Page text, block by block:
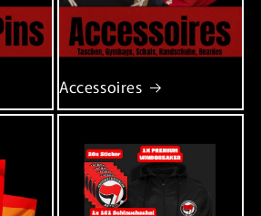
Accessoires